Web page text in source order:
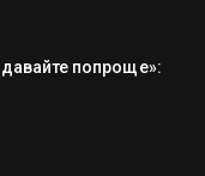
попроще»: